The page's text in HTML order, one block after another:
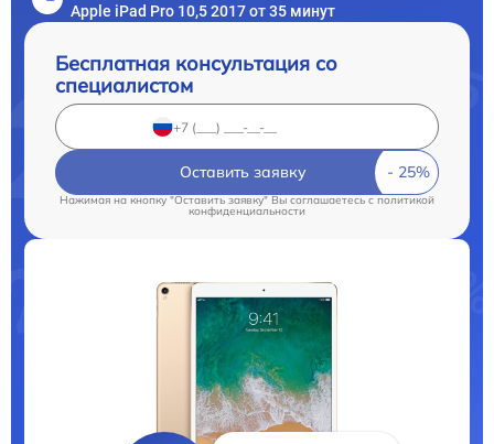
Apple iPad Pro 10,5 2017 от 35 минут
Бесплатная консультация со
специалистом
Оставить заявку
Нажимая на кнопку "Оставить заявку" Вы соглашаетесь cполитикой
конфиденциальности